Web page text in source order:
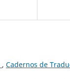
, Cadernos de